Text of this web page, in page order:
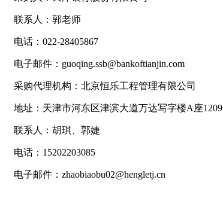
联系人：郭老师
电话：022-28405867
电子邮件：guoqing.ssb@bankoftianjin.com
采购代理机构：北京恒乐工程管理有限公司
地址：天津市河东区津滨大道万达写字楼A座1209
联系人：胡琪、郭婕
电话：15202203085
电子邮件：zhaobiaobu02@hengletj.cn